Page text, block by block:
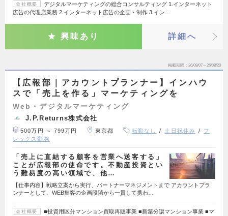
会社概要
デジタルマーケティングの総合コンサルティング 1.インターネット
広告の代理店業務 2.インターネット広告の企画・制作 3.イン…
興味あり 詳細へ
掲載期間 26/08/07～26/08/20
【広報部｜アカウントプランナー】インハウ
スで「売上を作る」マーケティングを
Web・デジタルマーケティング
J.P.Returns株式会社
500万円 ～ 799万円 東京都 転勤なし 土日祝休み
フ
レックス勤務
「売上に直結する顧客を営業へ送客する」
ことが広報部の使命です。不動産投資とい
う難易度の高い領域で、他…
【仕事内容】戦略立案から実行、パートナーマネジメントまで アカウントプラ
ンナーとして、WEB集客の企画段階から一貫して携わ…
会社概要
■投資用区分マンション買取再販事業 ■新築分譲マンション事業 ■マ